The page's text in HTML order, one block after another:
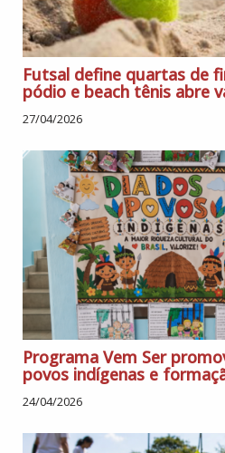
Futsal define quartas de
pódio e beach tênis abre
27/04/2026
Programa Vem Ser
povos indígenas e
24/04/2026